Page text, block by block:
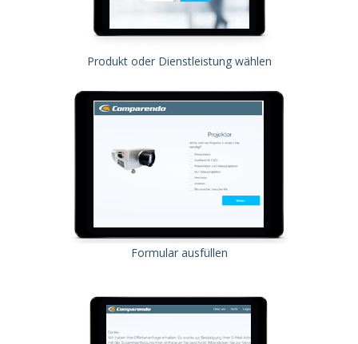
Produkt oder Dienstleistung wählen
Formular ausfüllen